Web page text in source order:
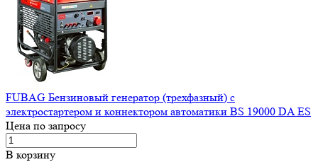
FUBAG Бензиновый генератор (трехфазный) с
электростартером и коннектором автоматики BS 19000 DA ES
Цена по запросу
В корзину